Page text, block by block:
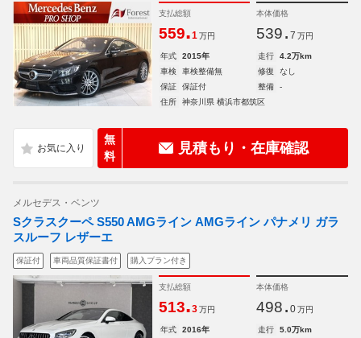
支払総額
559.1 万円
本体価格
539. 7 万円
年式 2015年 走行
4.2万km
車検
車検整備無 修復
なし
保証
保証付 整備
-
住所
神奈川県 横浜市都筑区
無
料
見積もり・在庫確認
メルセデス・ベンツ
Sクラスクーペ S550 AMGライン AMGライン パナメリ ガラ
スルーフ レザーエ
保証付 車両品質保証書付 購入プラン付き
支払総額
513.3 万円
本体価格
498. 0 万円
年式 2016年 走行
5.0万km